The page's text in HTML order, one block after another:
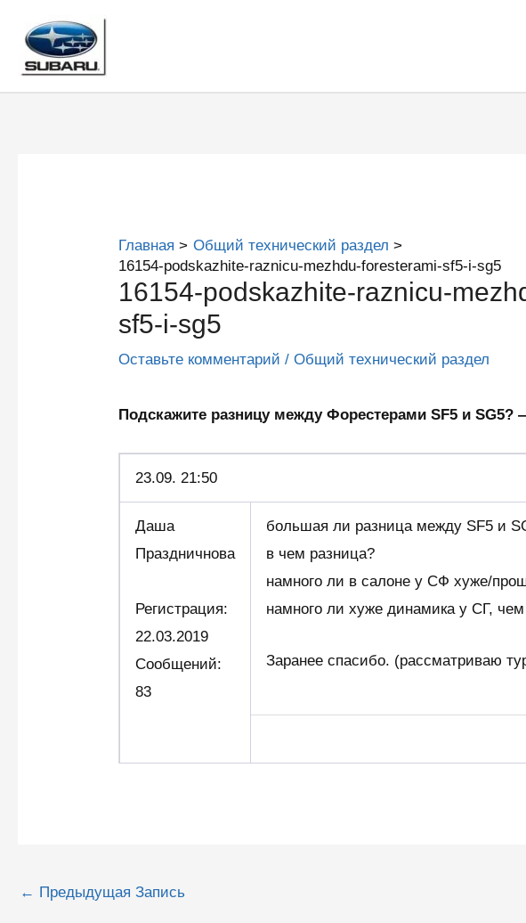
содержимому
Главная
Общий технический раздел
16154-podskazhite-raznicu-mezhdu-foresterami-sf5-i-sg5
16154-podskazhite-raznicu-
sf5-i-sg5
Оставьте комментарий /Общий технический раздел
Подскажите разницу между Форестерами SF5 и
23.09. 21:50
Даша
Праздничнова
Регистрация:
22.03.2019
Сообщений:
83
большая ли разница между SF5 и
в чем разница?
намного ли в салоне у СФ хуже/
намного ли хуже динамика у СГ,
Заранее спасибо. (рассматриваю
Навигация
← Предыдущая Запись